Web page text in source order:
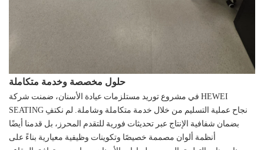
حلول مخصصة وخدمة متكاملة
في مشروع توريد مستلزمات عيادة الأسنان، ضمنت شركة HEWEI
SEATING نجاح عملية التسليم من خلال خدمة متكاملة وشاملة. لم نكتفِ
بضمان شفافية الإنتاج عبر تحديثات فورية للتقدم المحرز، بل قدمنا ​​أيضًا
أنظمة ألوان مصممة خصيصًا وتكوينات وظيفية معيارية بناءً على